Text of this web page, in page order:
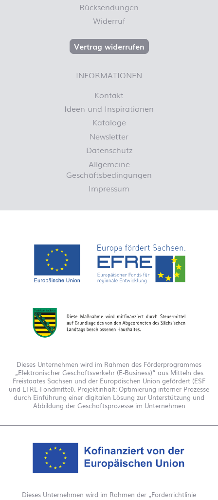
Rücksendungen
Widerruf
Vertrag widerrufen
INFORMATIONEN
Kontakt
Ideen und Inspirationen
Kataloge
Newsletter
Datenschutz
Allgemeine
Geschäftsbedingungen
Impressum
Dieses Unternehmen wird im Rahmen des Förderprogrammes
„Elektronischer Geschäftsverkehr (E-Business)“ aus Mitteln des
Freistaates Sachsen und der Europäischen Union gefördert (ESF
und EFRE-Fondmittel). Projektinhalt: Optimierung interner Prozesse
durch Einführung einer digitalen Lösung zur Unterstützung und
Abbildung der Geschäftsprozesse im Unternehmen
Dieses Unternehmen wird im Rahmen der „Förderrichtlinie